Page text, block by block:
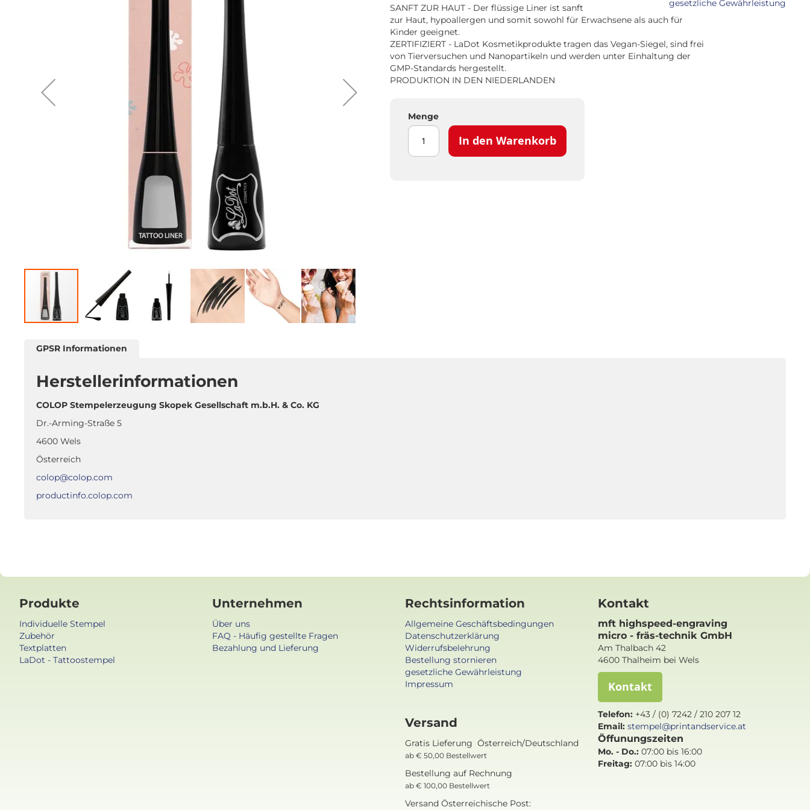
der
springen
gesetzliche Gewährleistung
SANFT ZUR HAUT - Der flüssige Liner ist sanft
zur Haut, hypoallergen und somit sowohl für Erwachsene als auch für
Kinder geeignet.
ZERTIFIZIERT - LaDot Kosmetikprodukte tragen das Vegan-Siegel, sind frei
von Tierversuchen und Nanopartikeln und werden unter Einhaltung der
GMP-Standards hergestellt.
PRODUKTION IN DEN NIEDERLANDEN
Menge
In den Warenkorb
GPSR Informationen
Herstellerinformationen
COLOP Stempelerzeugung Skopek Gesellschaft m.b.H. & Co. KG
Dr.-Arming-Straße 5
4600 Wels
Österreich
colop@colop.com
productinfo.colop.com
Produkte
Individuelle Stempel
Zubehör
Textplatten
LaDot - Tattoostempel
Unternehmen
Über uns
FAQ - Häufig gestellte Fragen
Bezahlung und Lieferung
Rechtsinformation
Allgemeine Geschäftsbedingungen
Datenschutzerklärung
Widerrufsbelehrung
Bestellung stornieren
gesetzliche Gewährleistung
Impressum
Versand
Gratis Lieferung Österreich/Deutschland
ab € 50,00 Bestellwert
Bestellung auf Rechnung
ab € 100,00 Bestellwert
Versand Österreichische Post:
Kontakt
mft highspeed-engraving
micro - fräs-technik GmbH
Am Thalbach 42
4600 Thalheim bei Wels
Kontakt
Telefon: +43 / (0) 7242 / 210 207 12
Email: stempel@printandservice.at
Öffunungszeiten
Mo. - Do.: 07:00 bis 16:00
Freitag: 07:00 bis 14:00